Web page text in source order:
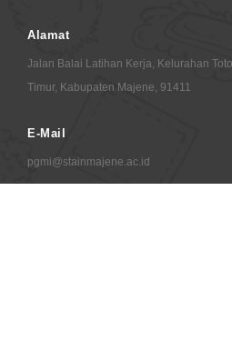
Alamat
Jalan Balai Latihan Kerja, Kelurahan
Timur, Kabupaten Majene, 91411
E-Mail
pgmi@stainmajene.ac.id